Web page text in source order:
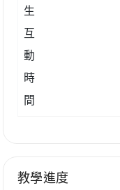
生
互
動
時
間
教學進度